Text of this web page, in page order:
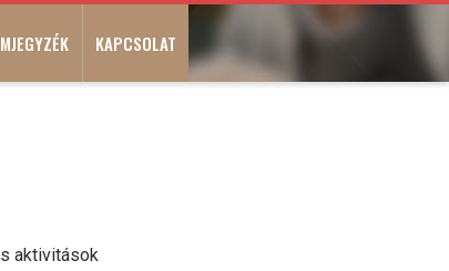
KAPCSOLAT
aktivitások